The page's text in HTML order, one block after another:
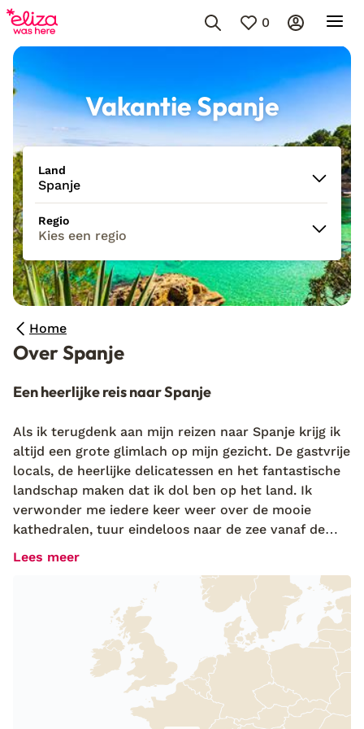
0
Vakantie Spanje
Land
Spanje
Regio
Kies een regio
Home
Over Spanje
Een heerlijke reis naar Spanje
Als ik terugdenk aan mijn reizen naar Spanje krijg ik
altijd een grote glimlach op mijn gezicht. De gastvrije
locals, de heerlijke delicatessen en het fantastische
landschap maken dat ik dol ben op het land. Ik
verwonder me iedere keer weer over de mooie
kathedralen, tuur eindeloos naar de zee vanaf de
costa’s
Genieten van het leven, daar zijn de Spanjaarden
meesters in! Wil je meeliften op die positieve sfeer,
dan is een Spanje vakantie een absolute aanrader. Of
je nu op zoek bent naar een strandvakantie op
, op ontdekkingstocht gaat op
of
een hike maakt door de bergen van
Andalusië
Spanje raak je nooit uitgekeken!
Ontdek alle fijne adresjes in Spanje
Lees meer